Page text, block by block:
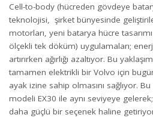
Cell-to-body (hücreden gövdeye
teknolojisi, şirket bünyesinde
motorları, yeni batarya hücre
ölçekli tek döküm) uygulamaları;
artırırken ağırlığı azaltıyor. Bu
tamamen elektrikli bir Volvo için
ayak izine sahip olmasını sağlıyor.
modeli EX30 ile aynı seviyeye gelerek;
daha güçlü bir seçenek haline